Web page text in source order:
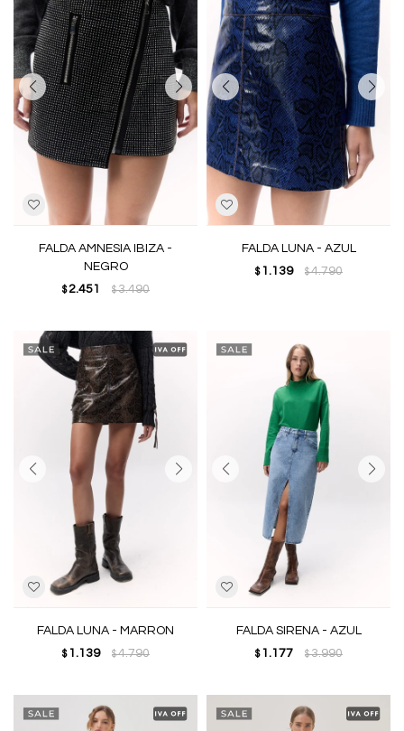
FALDA AMNESIA IBIZA -
NEGRO
$ 2.451 $3.490
FALDA LUNA - AZUL
$ 1.139 $4.790
FALDA LUNA - MARRON
$ 1.139 $4.790
FALDA SIRENA - AZUL
$ 1.177 $3.990